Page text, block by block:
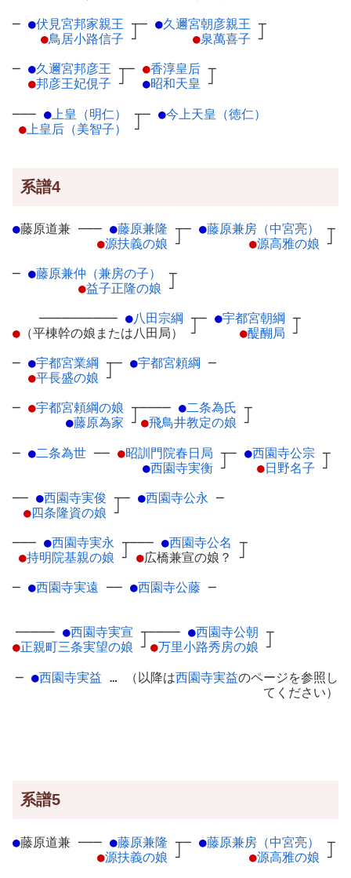
─ ●伏見宮邦家親王 ┬
●鳥居小路信子 ┘
─ ●久邇宮朝彦親王 ┬
●泉萬喜子 ┘
─ ●久邇宮邦彦王 ┬
●邦彦王妃俔子 ┘
─ ●香淳皇后 ┬
●昭和天皇 ┘
─── ● 上皇（明仁）
┬
● 上皇后（美智子） ┘
─ ●今上天皇（徳仁）
系譜4
●藤原道兼 ─── ●藤原兼隆 ┬
●源扶義の娘 ┘
─ ●藤原兼房（中宮亮）
┬
●源高雅の娘 ┘
─ ●藤原兼仲（兼房の子）
┬
●益子正隆の娘 ┘
────────── ●八田宗綱 ┬
● （平棟幹の娘または八田局） ┘
─ ●宇都宮朝綱 ┬
●醍醐局 ┘
─ ●宇都宮業綱 ┬
●平長盛の娘 ┘
─ ●宇都宮頼綱 ─
─ ●宇都宮頼綱の娘 ┬
●藤原為家 ┘
──── ●二条為氏 ┬
●飛鳥井教定の娘 ┘
─ ●二条為世 ── ●昭訓門院春日局 ┬
●西園寺実衡 ┘
─ ●西園寺公宗 ┬
●日野名子 ┘
── ●西園寺実俊 ┬
●四条隆資の娘 ┘
─ ●西園寺公永 ─
─── ●西園寺実永 ┬
●持明院基親の娘 ┘
─── ●西園寺公名 ┬
●広橋兼宣の娘？ ┘
─ ●西園寺実遠 ── ●西園寺公藤 ─
───── ●西園寺実宣 ┬
●正親町三条実望の娘 ┘
──── ●西園寺公朝 ┬
●万里小路秀房の娘 ┘
─ ●西園寺実益 … （以降は西園寺実益のページを参照し
てください）
系譜5
●藤原道兼 ─── ●藤原兼隆 ┬
●源扶義の娘 ┘
─ ●藤原兼房（中宮亮）
┬
●源高雅の娘 ┘